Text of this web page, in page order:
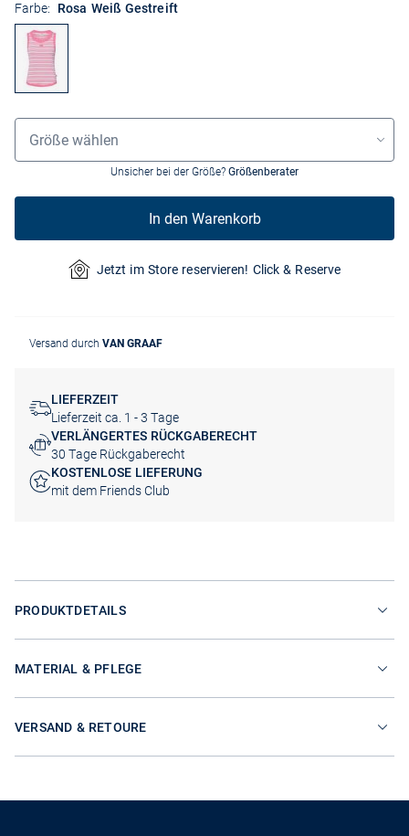
Farbe: Rosa Weiß Gestreift
Grössenauswahl
Größe wählen
Unsicher bei der Größe? Größenberater
In den Warenkorb
Jetzt im Store reservieren! Click & Reserve
Versand durch VAN GRAAF
LIEFERZEIT
Lieferzeit ca. 1 - 3 Tage
VERLÄNGERTES RÜCKGABERECHT
30 Tage Rückgaberecht
KOSTENLOSE LIEFERUNG
mit dem Friends Club
PRODUKTDETAILS
MATERIAL & PFLEGE
VERSAND & RETOURE